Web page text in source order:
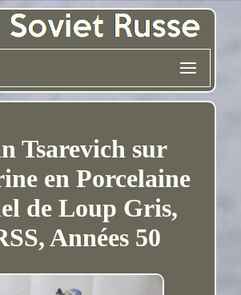
Tsarevich sur
en Porcelaine
de Loup Gris,
Années 50